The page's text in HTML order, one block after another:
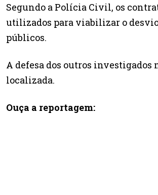
Segundo a Polícia Civil, os
utilizados para viabilizar o
públicos.
A defesa dos outros investigados
localizada.
Ouça a reportagem: